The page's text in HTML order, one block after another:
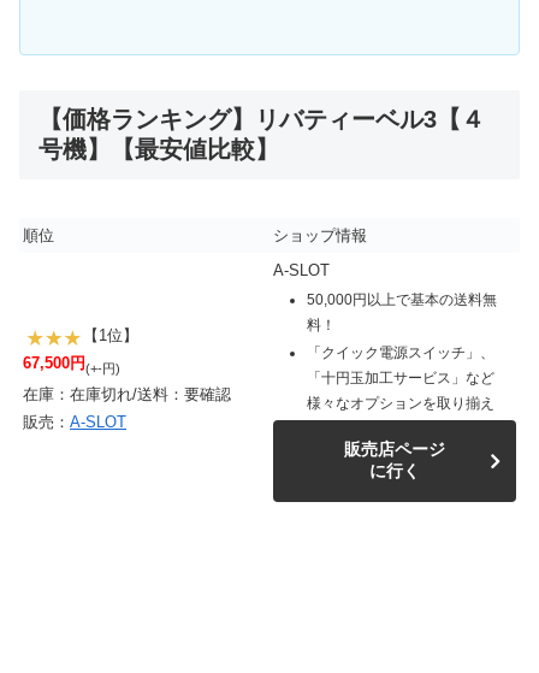
【価格ランキング】リバティーベル3【４
号機】【最安値比較】
順位 ショップ情報
【1位】
67,500円(+-円)
在庫：在庫切れ/送料：要確認
販売： A-SLOT
A-SLOT
50,000円以上で基本の送料無
料！
「クイック電源スイッチ」、
「十円玉加工サービス」など
様々なオプションを取り揃え
販売店ページ
に行く